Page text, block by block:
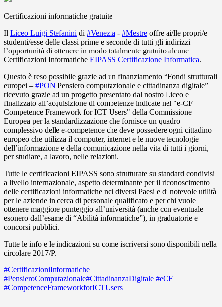
Certificazioni informatiche gratuite
Il Liceo Luigi Stefanini di #Venezia - #Mestre offre ai/lle propri/e
studenti/esse delle classi prime e seconde di tutti gli indirizzi
l’opportunità di ottenere in modo totalmente gratuito alcune
Certificazioni Informatiche EIPASS Certificazione Informatica.
Questo è reso possibile grazie ad un finanziamento “Fondi strutturali
europei – #PON Pensiero computazionale e cittadinanza digitale”
ricevuto grazie ad un progetto presentato dal nostro Liceo e
finalizzato all’acquisizione di competenze indicate nel "e-CF
Competence Framework for ICT Users" della Commissione
Europea per la standardizzazione che fornisce un quadro
complessivo delle e-competence che deve possedere ogni cittadino
europeo che utilizza il computer, internet e le nuove tecnologie
dell’informazione e della comunicazione nella vita di tutti i giorni,
per studiare, a lavoro, nelle relazioni.
Tutte le certificazioni EIPASS sono strutturate su standard condivisi
a livello internazionale, aspetto determinante per il riconoscimento
delle certificazioni informatiche nei diversi Paesi e di notevole utilità
per le aziende in cerca di personale qualificato e per chi vuole
ottenere maggiore punteggio all’università (anche con eventuale
esonero dall’esame di “Abilità informatiche”), in graduatorie e
concorsi pubblici.
Tutte le info e le indicazioni su come iscriversi sono disponibili nella
circolare 2017/P.
#CertificazioniInformatiche
#PensieroComputazionale#CittadinanzaDigitale #eCF
#CompetenceFrameworkforICTUsers